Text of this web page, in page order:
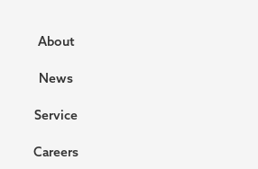
About
News
Service
Careers